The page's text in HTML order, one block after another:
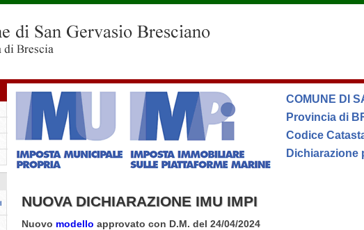
COMUNE DI
Provincia di
Codice
Dichiarazione
NUOVA DICHIARAZIONE IMU IMPI
Nuovo modello approvato con D.M. del 24/04/2024